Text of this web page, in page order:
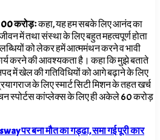
करोड़ःकहा, यह हम सबके लिए आनंद का
में तथा संस्था के लिए बहुत महत्वपूर्ण होता
को लेकर हमें आत्ममंथन करने व भावी
करने की आवश्यकता है। कहा कि मुझे बताते
में खेल की गतिविधियों को आगे बढ़ाने के लिए
के लिए स्मार्ट सिटी मिशन के तहत खर्च
स्पोर्टस कांप्लेक्स के लिए ही अकेले60करोड़
पर बना मौत का गड्ढा, समा गई पूरी कार